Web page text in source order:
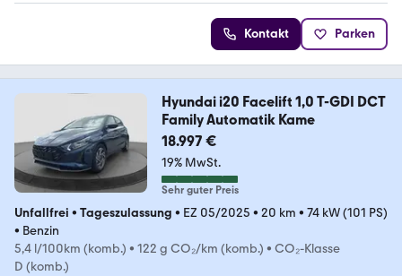
Kontakt Parken
Hyundai i20 Facelift 1,0 T-GDI DCT
Family Automatik Kame
18.997 €
19% MwSt.
Sehr guter Preis
Unfallfrei • Tageszulassung • EZ 05/2025 • 20 km • 74 kW (101 PS)
• Benzin
5,4 l/100km (komb.) • 122 g CO₂/km (komb.) • CO₂-Klasse
D (komb.)